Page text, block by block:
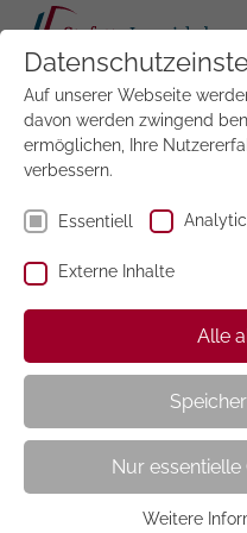
Jetzt
testen
Brigitte (2
Auf unserer Webseite
davon werden zwingend
ermöglichen, Ihre
verbessern.
Essentiell
Externe Inhalte
Alle
Nur essentielle
Weitere